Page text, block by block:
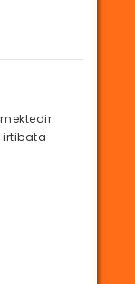
irtibata